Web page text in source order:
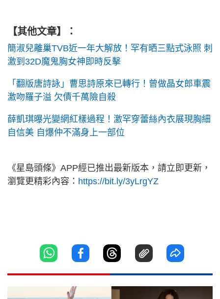
【其他文章】：
簡淑兒離巢TVB近一年大解放！罕有晒三點式泳照 刺
激到32D魔鬼胸女神即時反擊
「翻版唐詩詠」曹思詩原來已轉行！曾做晶女郎車震
激吻羅子溢 欠債千萬險自殺
薛凱琪曝光變網紅樣過程！激罕穿蕾絲內衣展現胸細
自信美 自爆仲不滿身上一部位
《星島頭條》APP經已推出最新版本，請立即更新，
瀏覽更精彩內容： https://bit.ly/3yLrgYZ